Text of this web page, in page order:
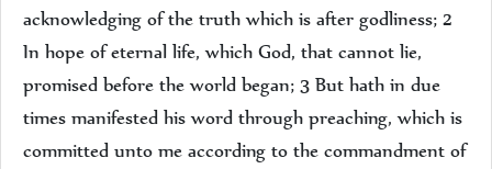
acknowledging of the truth which is after godliness; 2
In hope of eternal life, which God, that cannot lie,
promised before the world began; 3 But hath in due
times manifested his word through preaching, which is
committed unto me according to the commandment of